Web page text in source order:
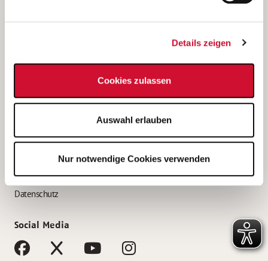
Details zeigen
Cookies zulassen
Auswahl erlauben
Nur notwendige Cookies verwenden
Bewerbung als Altenpflegehelfer*in
Bewerbung als Erzieher*in
AWO Gliederungen nach Bundesland
Impressum
Datenschutz
Social Media